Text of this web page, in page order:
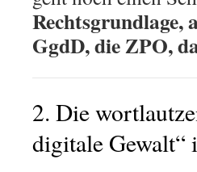
Rechtsgrundlage,
GgdD, die ZPO,
2. Die
digitale Gewalt“